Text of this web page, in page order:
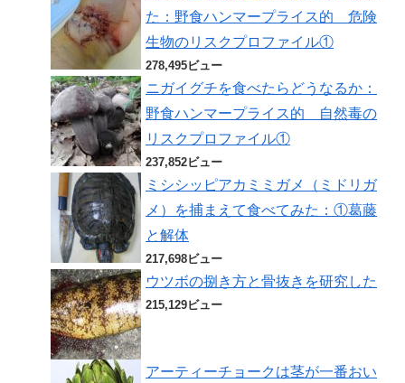
た：野食ハンマープライス的 危険
生物のリスクプロファイル①
278,495ビュー
ニガイグチを食べたらどうなるか：
野食ハンマープライス的 自然毒の
リスクプロファイル①
237,852ビュー
ミシシッピアカミミガメ（ミドリガ
メ）を捕まえて食べてみた：①葛藤
と解体
217,698ビュー
ウツボの捌き方と骨抜きを研究した
215,129ビュー
アーティーチョークは茎が一番おい